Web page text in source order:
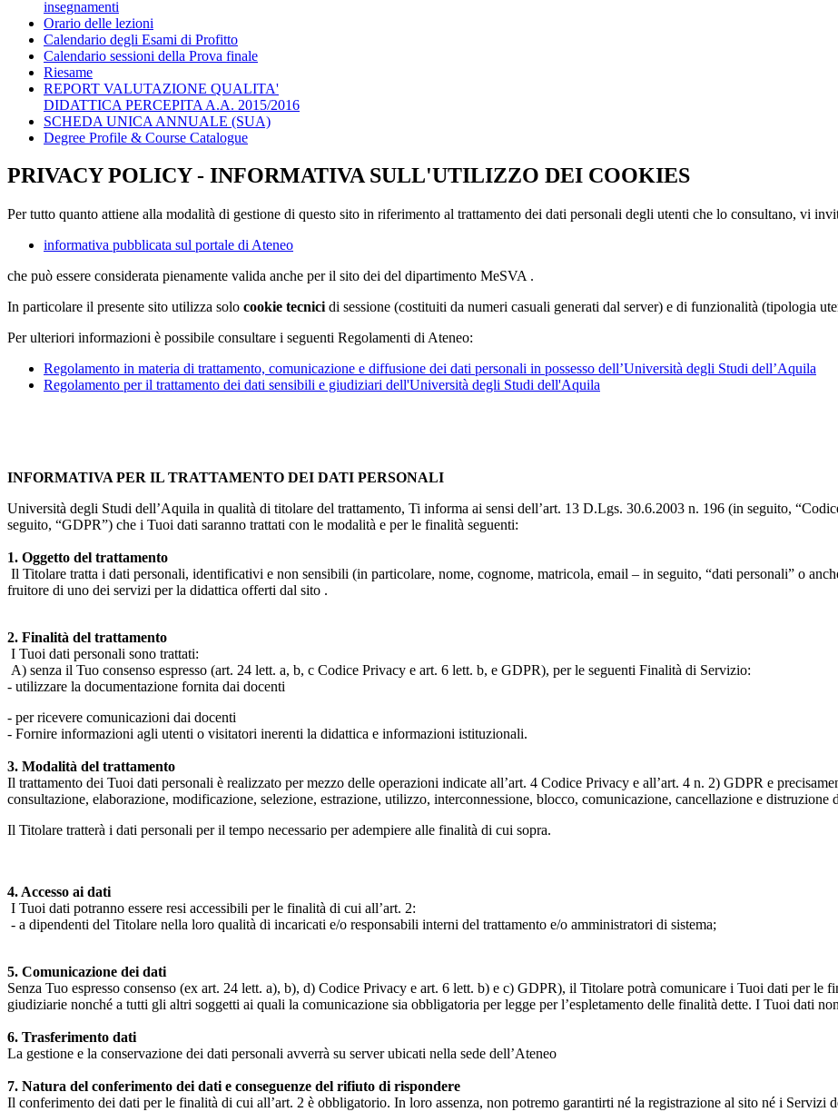
insegnamenti
Orario delle lezioni
Calendario degli Esami di Profitto
Calendario sessioni della Prova finale
Riesame
REPORT VALUTAZIONE QUALITA'
DIDATTICA PERCEPITA A.A. 2015/2016
SCHEDA UNICA ANNUALE (SUA)
Degree Profile & Course Catalogue
PRIVACY POLICY - INFORMATIVA SULL'UTILIZZO DEI COOKIES
Per tutto quanto attiene alla modalità di gestione di questo sito in riferimento al trattamento dei dati personali degli utenti che lo consultano, vi
informativa pubblicata sul portale di Ateneo
che può essere considerata pienamente valida anche per il sito dei del dipartimento MeSVA .
In particolare il presente sito utilizza solo cookie tecnici di sessione (costituiti da numeri casuali generati dal server) e di funzionalità (tipologia
Per ulteriori informazioni è possibile consultare i seguenti Regolamenti di Ateneo:
Regolamento in materia di trattamento, comunicazione e diffusione dei dati personali in possesso dell’Università degli Studi dell’Aquila
Regolamento per il trattamento dei dati sensibili e giudiziari dell'Università degli Studi dell'Aquila
INFORMATIVA PER IL TRATTAMENTO DEI DATI PERSONALI
Università degli Studi dell’Aquila in qualità di titolare del trattamento, Ti informa ai sensi dell’art. 13 D.Lgs. 30.6.2003 n. 196 (in seguito,
seguito, “GDPR”) che i Tuoi dati saranno trattati con le modalità e per le finalità seguenti:
1. Oggetto del trattamento
Il Titolare tratta i dati personali, identificativi e non sensibili (in particolare, nome, cognome, matricola, email – in seguito, “dati personali” o
fruitore di uno dei servizi per la didattica offerti dal sito .
2. Finalità del trattamento
I Tuoi dati personali sono trattati:
A) senza il Tuo consenso espresso (art. 24 lett. a, b, c Codice Privacy e art. 6 lett. b, e GDPR), per le seguenti Finalità di Servizio:
- utilizzare la documentazione fornita dai docenti
- per ricevere comunicazioni dai docenti
- Fornire informazioni agli utenti o visitatori inerenti la didattica e informazioni istituzionali.
3. Modalità del trattamento
Il trattamento dei Tuoi dati personali è realizzato per mezzo delle operazioni indicate all’art. 4 Codice Privacy e all’art. 4 n. 2) GDPR e
consultazione, elaborazione, modificazione, selezione, estrazione, utilizzo, interconnessione, blocco, comunicazione, cancellazione e distruzione
Il Titolare tratterà i dati personali per il tempo necessario per adempiere alle finalità di cui sopra.
4. Accesso ai dati
I Tuoi dati potranno essere resi accessibili per le finalità di cui all’art. 2:
- a dipendenti del Titolare nella loro qualità di incaricati e/o responsabili interni del trattamento e/o amministratori di sistema;
5. Comunicazione dei dati
Senza Tuo espresso consenso (ex art. 24 lett. a), b), d) Codice Privacy e art. 6 lett. b) e c) GDPR), il Titolare potrà comunicare i Tuoi dati per
giudiziarie nonché a tutti gli altri soggetti ai quali la comunicazione sia obbligatoria per legge per l’espletamento delle finalità dette. I Tuoi dati
6. Trasferimento dati
La gestione e la conservazione dei dati personali avverrà su server ubicati nella sede dell’Ateneo
7. Natura del conferimento dei dati e conseguenze del rifiuto di rispondere
Il conferimento dei dati per le finalità di cui all’art. 2 è obbligatorio. In loro assenza, non potremo garantirti né la registrazione al sito né i Servizi